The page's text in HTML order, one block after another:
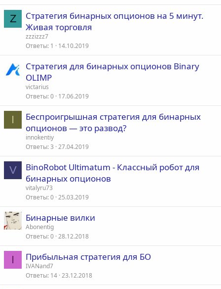
Z
Стратегия бинарных опционов на 5 минут.
Живая торговля
zzzizzz7
Ответы 1 14.10.2019
Стратегия для бинарных опционов Binary
OLIMP
victarius
Ответы 0 17.06.2019
I
Беспроигрышная стратегия для бинарных
опционов — это развод?
innokentiy
Ответы 3 27.04.2019
V
BinoRobot Ultimatum - Классный робот для
бинарных опционов
vitalyru73
Ответы 0 25.03.2019
Бинарные вилки
Abonentig
Ответы 0 28.12.2018
I Прибыльная стратегия для БО
IVANand7
Ответы 14 23.12.2018